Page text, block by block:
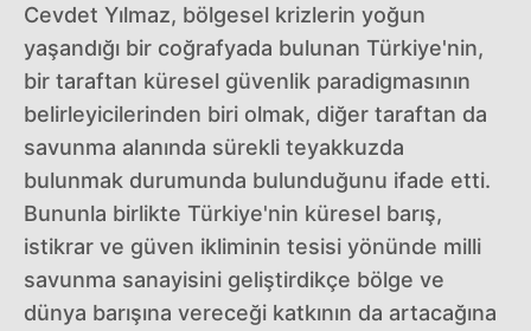
Cevdet Yılmaz, bölgesel krizlerin yoğun
yaşandığı bir coğrafyada bulunan Türkiye'nin,
bir taraftan küresel güvenlik paradigmasının
belirleyicilerinden biri olmak, diğer taraftan da
savunma alanında sürekli teyakkuzda
bulunmak durumunda bulunduğunu ifade etti.
Bununla birlikte Türkiye'nin küresel barış,
istikrar ve güven ikliminin tesisi yönünde milli
savunma sanayisini geliştirdikçe bölge ve
dünya barışına vereceği katkının da artacağına